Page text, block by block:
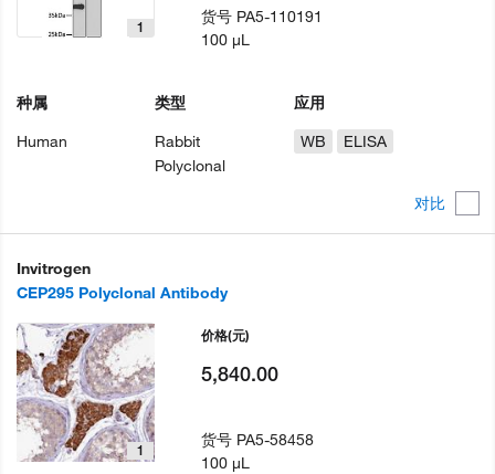
对比
1
种属
Human
类型
Rabbit
Polyclonal
应用
WB
ELISA
货号 PA5-110191
100 µL
Invitrogen
CEP295 Polyclonal Antibody
1
价格(元)
5,840.00
货号 PA5-58458
100 µL